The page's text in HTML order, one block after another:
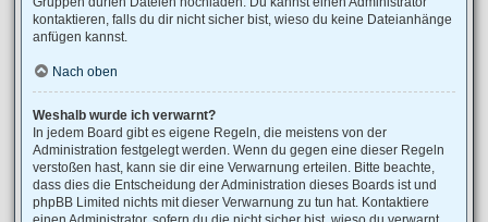
kontaktieren, falls du dir nicht sicher bist, wieso du keine Dateianhänge
anfügen kannst.
Nach oben
Weshalb wurde ich verwarnt?
In jedem Board gibt es eigene Regeln, die meistens von der
Administration festgelegt werden. Wenn du gegen eine dieser Regeln
verstoßen hast, kann sie dir eine Verwarnung erteilen. Bitte beachte,
dass dies die Entscheidung der Administration dieses Boards ist und
phpBB Limited nichts mit dieser Verwarnung zu tun hat. Kontaktiere